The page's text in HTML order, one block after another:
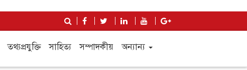
তথ্যপ্রযুক্তি সাহিত্য সম্পাদকীয় অন্যান্য